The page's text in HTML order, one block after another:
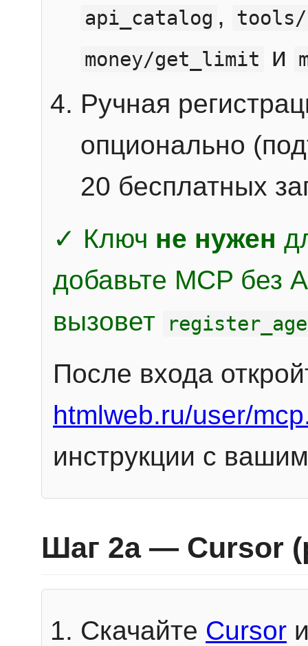
api_catalog ,
money/get_limit
и
Ручная
опционально
20 бесплатных
✓ Ключ не нужен
добавьте MCP без
вызовет
После входа
htmlweb.ru/user/
инструкции с
Шаг 2a — Cursor
Скачайте Cursor